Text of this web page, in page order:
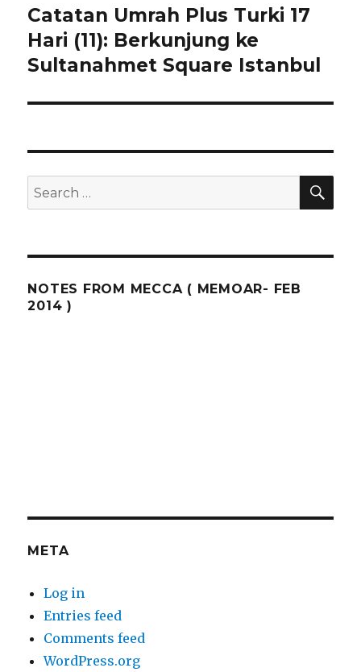
Next
post:
Catatan Umrah Plus Turki 17
Hari (11): Berkunjung ke
Sultanahmet Square Istanbul
Search
for:
NOTES FROM MECCA ( MEMOAR- FEB
2014 )
META
Log in
Entries feed
Comments feed
WordPress.org